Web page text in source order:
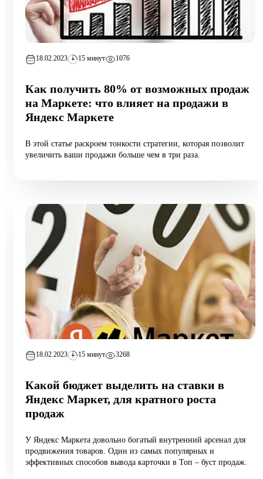
18.02.2023 15 минут 1076
Как получить 80% от возможных продаж
на Маркете: что влияет на продажи в
Яндекс Маркете
В этой статье раскроем тонкости стратегии, которая позволит
увеличить ваши продажи больше чем в три раза.
18.02.2023 15 минут 3268
Какой бюджет выделить на ставки в
Яндекс Маркет, для кратного роста
продаж
У Яндекс Маркета довольно богатый внутренний арсенал для
продвижения товаров. Один из самых популярных и
эффективных способов вывода карточки в Топ – буст продаж.